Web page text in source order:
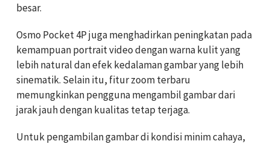
besar.
Osmo Pocket 4P juga menghadirkan peningkatan pada
kemampuan portrait video dengan warna kulit yang
lebih natural dan efek kedalaman gambar yang lebih
sinematik. Selain itu, fitur zoom terbaru
memungkinkan pengguna mengambil gambar dari
jarak jauh dengan kualitas tetap terjaga.
Untuk pengambilan gambar di kondisi minim cahaya,